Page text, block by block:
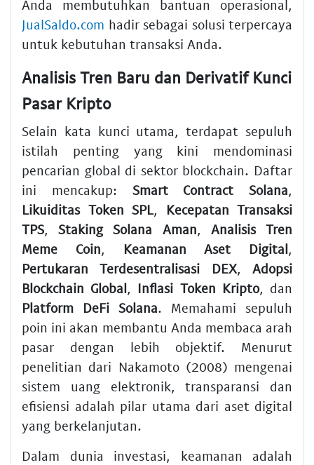
Anda membutuhkan bantuan operasional,
JualSaldo.com hadir sebagai solusi terpercaya
untuk kebutuhan transaksi Anda.
Analisis Tren Baru dan Derivatif Kunci
Pasar Kripto
Selain kata kunci utama, terdapat sepuluh
istilah penting yang kini mendominasi
pencarian global di sektor blockchain. Daftar
ini mencakup: Smart Contract Solana,
Likuiditas Token SPL,
Kecepatan Transaksi
TPS,Staking Solana Aman, Analisis Tren
Meme Coin, Keamanan Aset Digital,
Pertukaran Terdesentralisasi DEX,Adopsi
Blockchain Global, Inflasi Token Kripto, dan
Platform DeFi Solana. Memahami sepuluh
poin ini akan membantu Anda membaca arah
pasar dengan lebih objektif. Menurut
penelitian dari Nakamoto (2008) mengenai
sistem uang elektronik, transparansi dan
efisiensi adalah pilar utama dari aset digital
yang berkelanjutan.
Dalam dunia investasi, keamanan adalah